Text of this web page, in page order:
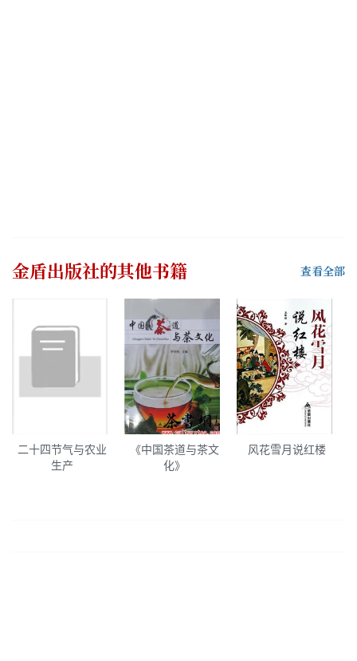
金盾出版社的其他书籍 查看全部
二十四节气与农业
生产
《中国茶道与茶文
化》
风花雪月说红楼